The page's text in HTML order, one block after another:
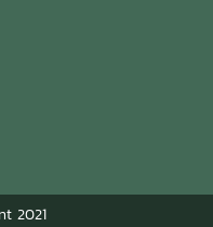
ย รองผู้อำนวยการ
2021